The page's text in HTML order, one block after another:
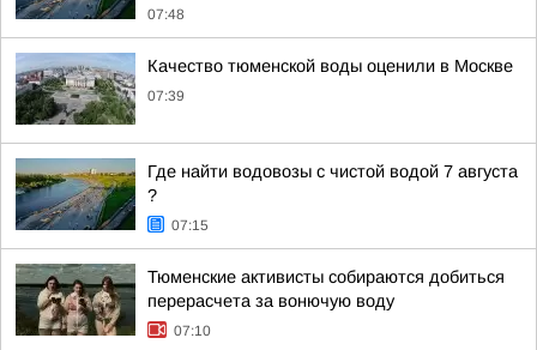
07:48
Качество тюменской воды оценили в Москве
07:39
Где найти водовозы с чистой водой 7 августа
?
07:15
Тюменские активисты собираются добиться
перерасчета за вонючую воду
07:10